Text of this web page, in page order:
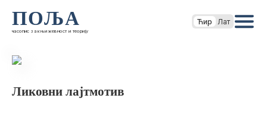
ПОЉА
часопис за књижевност и теорију
Ћир Лат
Ликовни лајтмотив